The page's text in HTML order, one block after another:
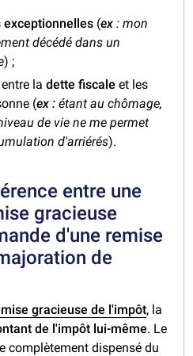
exceptionnelles (ex: mon
décédé dans un
) ;
entre ladette fiscaleet les
(ex : étant au chômage,
de vie ne me permet
d'arriérés).
entre une
gracieuse
d'une remise
de
gracieuse de l'impôt, la
de l'impôt lui-même. Le
complètement dispensé du